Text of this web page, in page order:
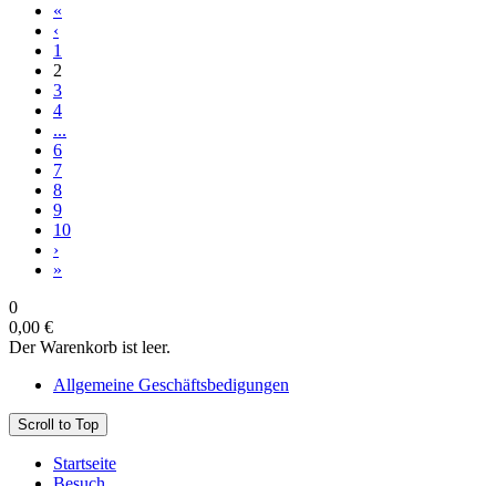
«
‹
1
2
3
4
...
6
7
8
9
10
›
»
0
0,00 €
Der Warenkorb ist leer.
Allgemeine Geschäftsbedigungen
Scroll to Top
Startseite